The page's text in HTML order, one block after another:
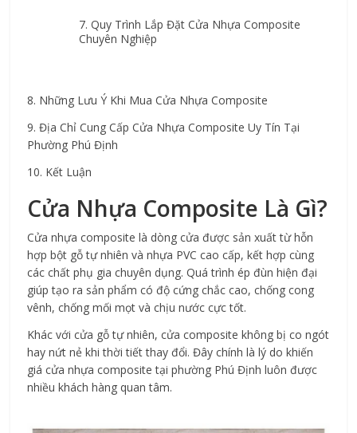
7. Quy Trình Lắp Đặt Cửa Nhựa Composite
Chuyên Nghiệp
8. Những Lưu Ý Khi Mua Cửa Nhựa Composite
9. Địa Chỉ Cung Cấp Cửa Nhựa Composite Uy Tín Tại
Phường Phú Định
10. Kết Luận
Cửa Nhựa Composite Là Gì?
Cửa nhựa composite là dòng cửa được sản xuất từ hỗn
hợp bột gỗ tự nhiên và nhựa PVC cao cấp, kết hợp cùng
các chất phụ gia chuyên dụng. Quá trình ép đùn hiện đại
giúp tạo ra sản phẩm có độ cứng chắc cao, chống cong
vênh, chống mối mọt và chịu nước cực tốt.
Khác với cửa gỗ tự nhiên, cửa composite không bị co ngót
hay nứt nẻ khi thời tiết thay đổi. Đây chính là lý do khiến
giá cửa nhựa composite tại phường Phú Định luôn được
nhiều khách hàng quan tâm.